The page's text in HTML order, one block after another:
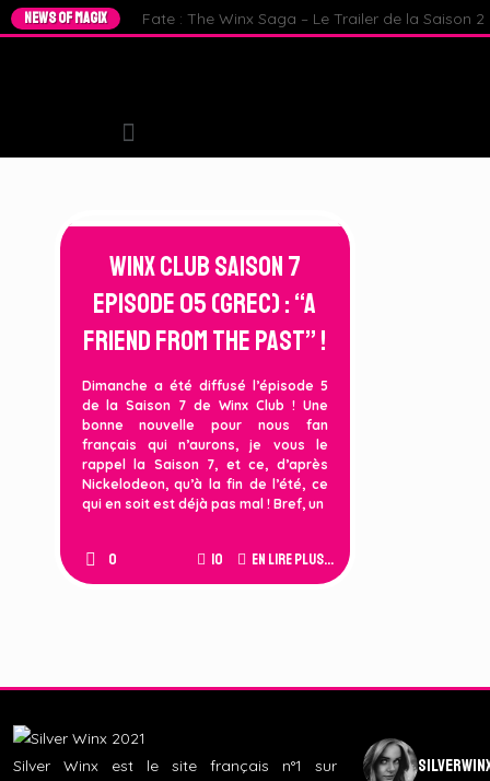
NEWS OF MAGIX Fate : The Winx Saga – Le Trailer de la Saison
Winx Club Saison 7
Episode 05 (GREC) : “A
Friend from the past” !
Dimanche a été diffusé l’épisode 5
de la Saison 7 de Winx Club ! Une
bonne nouvelle pour nous fan
français qui n’aurons, je vous le
rappel la Saison 7, et ce, d’après
Nickelodeon, qu’à la fin de l’été, ce
qui en soit est déjà pas mal ! Bref, un
0 10 En lire plus...
Silver Winx est le site français n°1 sur